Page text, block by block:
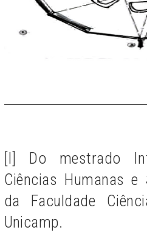
[I] Do mestrado
Ciências Humanas e
da Faculdade
Unicamp.